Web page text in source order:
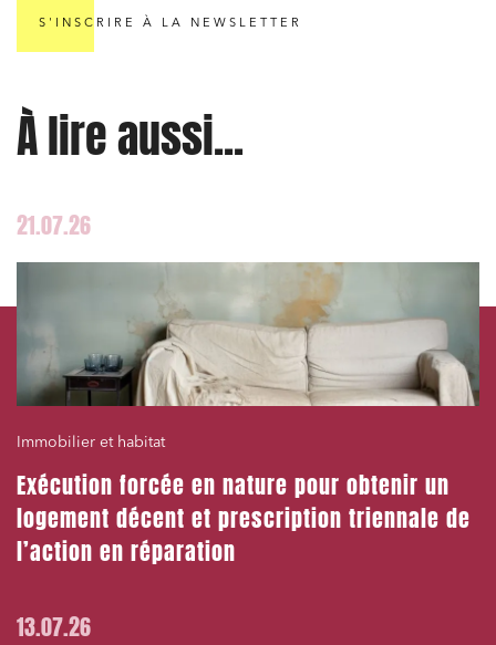
S'INSCRIRE À LA NEWSLETTER
À lire aussi...
21.07.26
Immobilier et habitat
Exécution forcée en nature pour obtenir un
logement décent et prescription triennale de
l’action en réparation
13.07.26
Services publics et collectivités
Environnement
Banque finance et assurance
J'ai lu et j'accepte la politique de confidentialité